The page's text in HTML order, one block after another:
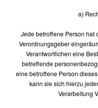
a)
Jede betroffene Person hat
Verordnungsgeber
Verantwortlichen eine
betreffende
eine betroffene Person
kann sie sich hierzu
Verarbeitung